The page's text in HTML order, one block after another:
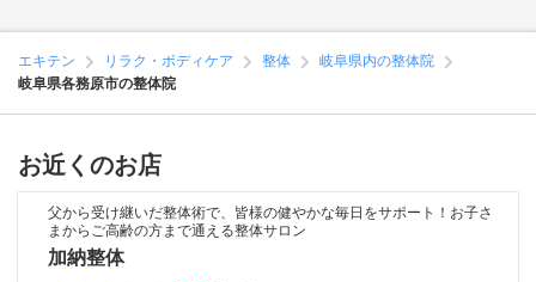
エキテン リラク・ボディケア 整体
岐阜県内の整体院
岐阜県各務原市の整体院
お近くのお店
父から受け継いだ整体術で、皆様の健やかな毎日をサポート！お子さ
まからご高齢の方まで通える整体サロン
加納整体